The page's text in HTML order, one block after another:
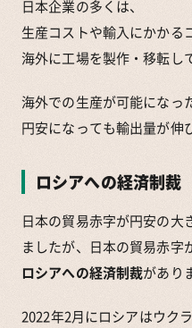
日本企業の多くは、
生産コストや輸入にかかる
海外に工場を製作・移転し
海外での生産が可能になっ
円安になっても輸出量が伸
ロシアへの経済制裁
日本の貿易赤字が円安の大
ましたが、日本の貿易赤字
ロシアへの経済制裁があり
2022年2月にロシアはウク